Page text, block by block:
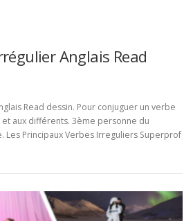
Anglais Read
Read dessin. Pour conjuguer un verbe
aux différents. 3ème personne du
Les Principaux Verbes Irreguliers Superprof